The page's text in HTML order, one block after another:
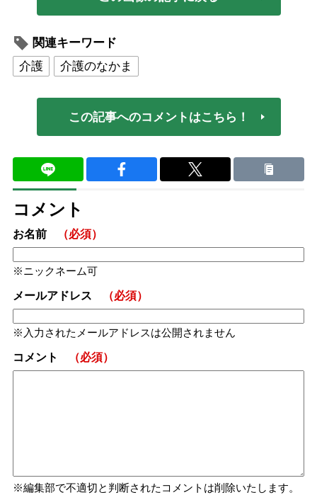
関連キーワード
介護
介護のなかま
この記事へのコメントはこちら！
コメント
お名前 （必須）
ニックネーム可
メールアドレス （必須）
入力されたメールアドレスは公開されません
コメント （必須）
編集部で不適切と判断されたコメントは削除いたします。